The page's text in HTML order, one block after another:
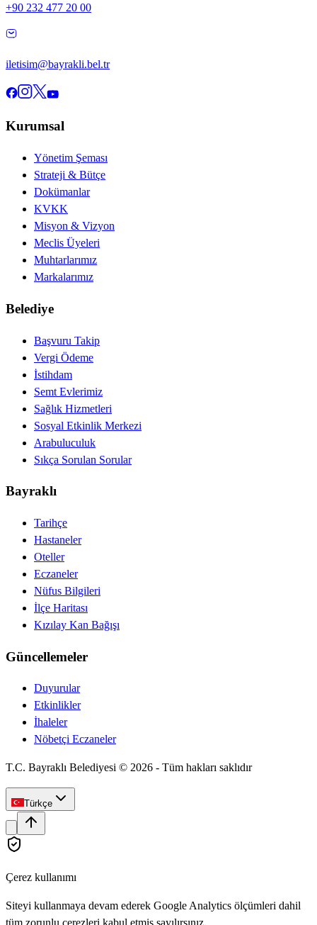
+90 232 477 20 00
iletisim@bayrakli.bel.tr
Kurumsal
Yönetim Şeması
Strateji & Bütçe
Dokümanlar
KVKK
Misyon & Vizyon
Meclis Üyeleri
Muhtarlarımız
Markalarımız
Belediye
Başvuru Takip
Vergi Ödeme
İstihdam
Semt Evlerimiz
Sağlık Hizmetleri
Sosyal Etkinlik Merkezi
Arabuluculuk
Sıkça Sorulan Sorular
Bayraklı
Tarihçe
Hastaneler
Oteller
Eczaneler
Nüfus Bilgileri
İlçe Haritası
Kızılay Kan Bağışı
Güncellemeler
Duyurular
Etkinlikler
İhaleler
Nöbetçi Eczaneler
T.C. Bayraklı Belediyesi © 2026 - Tüm hakları saklıdır
Türkçe
Çerez kullanımı
Siteyi kullanmaya devam ederek Google Analytics ölçümleri dahil